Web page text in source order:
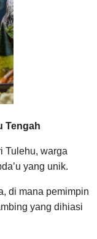
Tengah
Tulehu, warga
yang unik.
di mana pemimpin
yang dihiasi